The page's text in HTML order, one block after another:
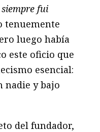
fui
tenuemente
luego había
este oficio que
esencial:
nadie y bajo
del fundador,